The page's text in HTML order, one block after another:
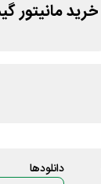
خرید مانیتور
دانلود‌ها